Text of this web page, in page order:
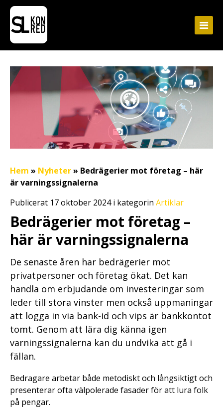
Hem » Nyheter» Bedrägerier mot företag – här
är varningssignalerna
Publicerat 17 oktober 2024 i kategorin Artiklar
Bedrägerier mot företag –
här är varningssignalerna
De senaste åren har bedrägerier mot
privatpersoner och företag ökat. Det kan
handla om erbjudande om investeringar som
leder till stora vinster men också uppmaningar
att logga in via bank-id och vips är bankkontot
tomt. Genom att lära dig känna igen
varningssignalerna kan du undvika att gå i
fällan.
Bedragare arbetar både metodiskt och långsiktigt och
presenterar ofta välpolerade fasader för att lura folk
på pengar.